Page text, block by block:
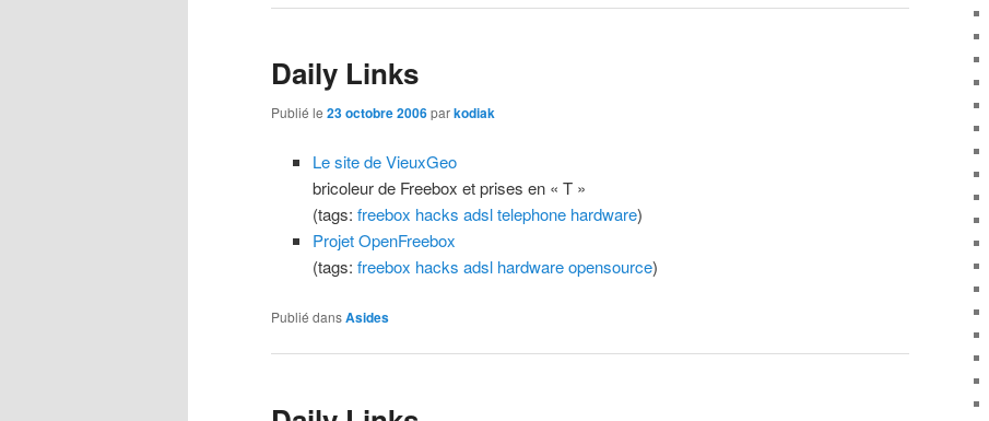
Daily Links
Publié le 23 octobre 2006parkodiak
Le site de VieuxGeo
bricoleur de Freebox et prises en « T »
(tags: freebox hacks adsl telephone hardware)
Projet OpenFreebox
(tags: freebox hacks adsl hardware opensource)
Publié dansAsides